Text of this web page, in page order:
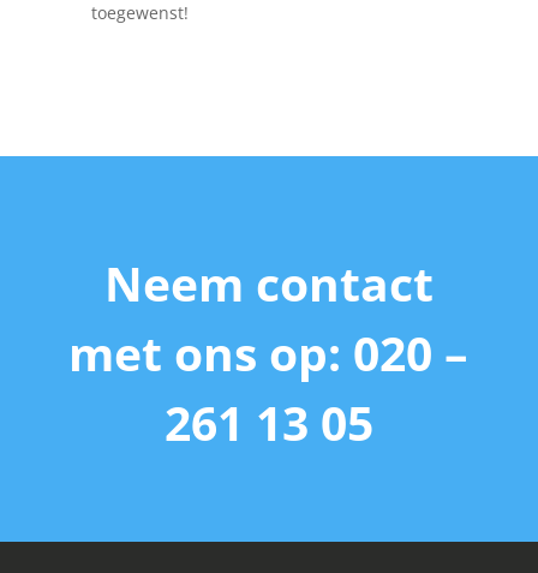
toegewenst!
Neem contact
met ons op: 020 –
261 13 05